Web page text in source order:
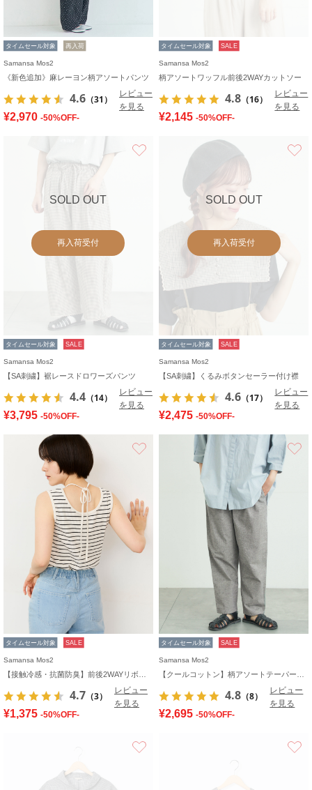
タイムセール対象 再入荷
Samansa Mos2
《新色追加》麻レーヨン柄アソートパンツ
4.6 （31）
レビュー
を見る
¥2,970 -50%OFF-
タイムセール対象 SALE
Samansa Mos2
柄アソートワッフル前後2WAYカットソー
4.8 （16）
レビュー
を見る
¥2,145 -50%OFF-
SOLD OUT
再入荷受付
タイムセール対象 SALE
Samansa Mos2
【SA刺繍】裾レースドロワーズパンツ
4.4 （14）
レビュー
を見る
¥3,795 -50%OFF-
SOLD OUT
再入荷受付
タイムセール対象 SALE
Samansa Mos2
【SA刺繍】くるみボタンセーラー付け襟
4.6 （17）
レビュー
を見る
¥2,475 -50%OFF-
タイムセール対象 SALE
Samansa Mos2
4.7 （3）
レビュー
を見る
¥1,375 -50%OFF-
タイムセール対象 SALE
Samansa Mos2
4.8 （8）
レビュー
を見る
¥2,695 -50%OFF-